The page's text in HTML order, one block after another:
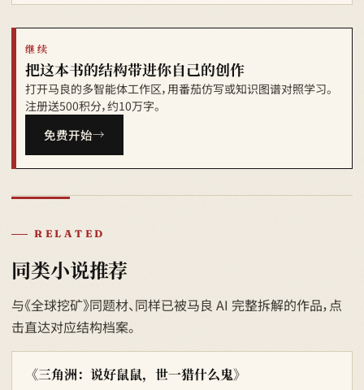
继续
把这本书的结构带进你自己的创作
打开马良的多智能体工作区，用番茄仿写或知识图谱对照学习。
注册送500积分，约10万字。
免费开始
RELATED
同类小说推荐
与《全球挖矿》同题材、同样已被马良 AI 完整拆解的作品，点
击直达对应结构档案。
《三角洲：说好鼠鼠，世一猎什么鬼》